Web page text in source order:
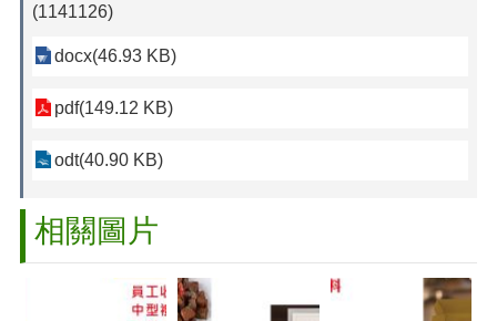
(1141126)
docx(46.93 KB)
pdf(149.12 KB)
odt(40.90 KB)
相關圖片